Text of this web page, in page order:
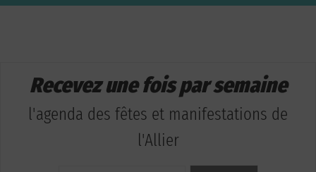
Recevez une fois par semaine
l'agenda des fêtes et manifestations de
l'Allier